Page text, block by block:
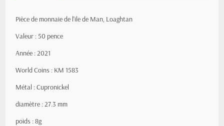
Pièce de monnaie de l'ile de Man, Loaghtan
Valeur : 50 pence
Année : 2021
World Coins : KM 1583
Métal : Cupronickel
diamètre : 27.3 mm
poids : 8g